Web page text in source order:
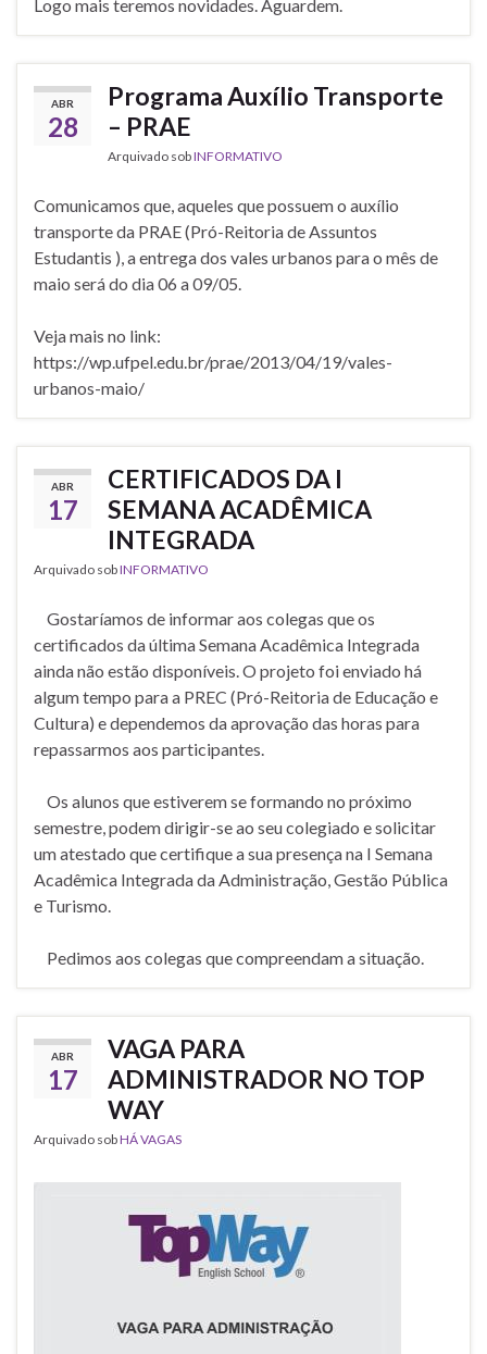
Logo mais teremos novidades. Aguardem.
ABR
28
Programa Auxílio Transporte
– PRAE
Arquivado sobINFORMATIVO
Comunicamos que, aqueles que possuem o auxílio
transporte da PRAE (Pró-Reitoria de Assuntos
Estudantis ), a entrega dos vales urbanos para o mês de
maio será do dia 06 a 09/05.
Veja mais no link:
https://wp.ufpel.edu.br/prae/2013/04/19/vales-
urbanos-maio/
ABR
17
CERTIFICADOS DA I
SEMANA ACADÊMICA
INTEGRADA
Arquivado sobINFORMATIVO
Gostaríamos de informar aos colegas que os
certificados da última Semana Acadêmica Integrada
ainda não estão disponíveis. O projeto foi enviado há
algum tempo para a PREC (Pró-Reitoria de Educação e
Cultura) e dependemos da aprovação das horas para
repassarmos aos participantes.
Os alunos que estiverem se formando no próximo
semestre, podem dirigir-se ao seu colegiado e solicitar
um atestado que certifique a sua presença na I Semana
Acadêmica Integrada da Administração, Gestão Pública
e Turismo.
Pedimos aos colegas que compreendam a situação.
ABR
17
VAGA PARA
ADMINISTRADOR NO TOP
WAY
Arquivado sobHÁ VAGAS